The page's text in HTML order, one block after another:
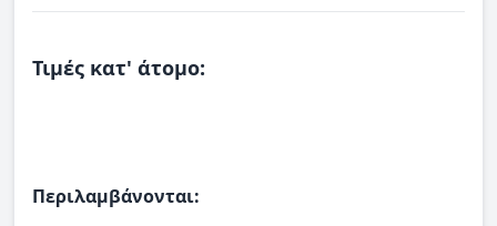
Τιμές κατ' άτομο:
Περιλαμβάνονται: